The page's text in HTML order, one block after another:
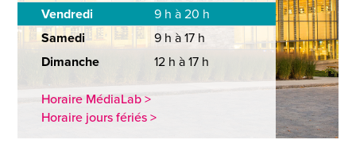
Vendredi
9 h à 20 h
Samedi
9 h à 17 h
Dimanche
12 h à 17 h
Horaire MédiaLab >
Horaire jours fériés >